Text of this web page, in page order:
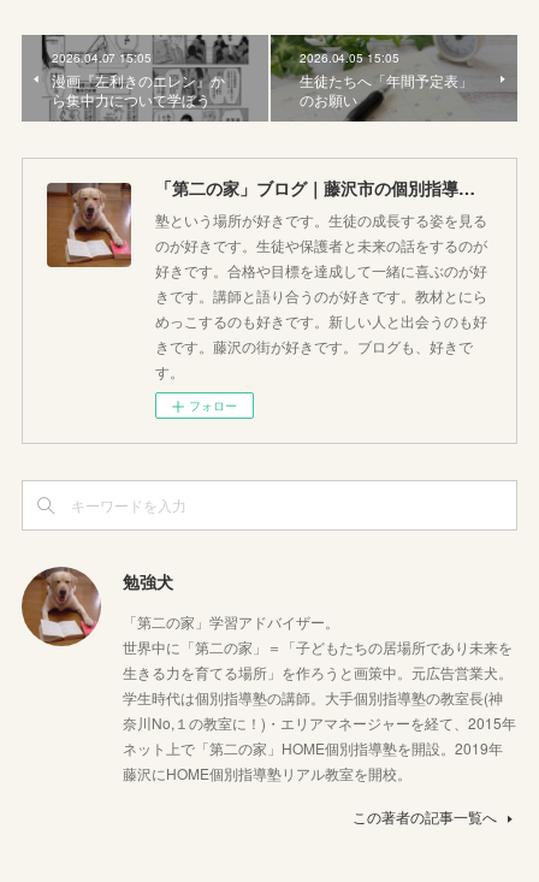
2026.04.07 15:05
漫画『左利きのエレン』か
ら集中力について学ぼう
2026.04.05 15:05
生徒たちへ「年間予定表」
のお願い
「第二の家」ブログ｜藤沢市の個別指導塾のお話
塾という場所が好きです。生徒の成長する姿を見る
のが好きです。生徒や保護者と未来の話をするのが
好きです。合格や目標を達成して一緒に喜ぶのが好
きです。講師と語り合うのが好きです。教材とにら
めっこするのも好きです。新しい人と出会うのも好
きです。藤沢の街が好きです。ブログも、好きで
す。
フォロー
勉強犬
「第二の家」学習アドバイザー。
世界中に「第二の家」＝「子どもたちの居場所であり未来を
生きる力を育てる場所」を作ろうと画策中。元広告営業犬。
学生時代は個別指導塾の講師。大手個別指導塾の教室長(神
奈川No,１の教室に！)・エリアマネージャーを経て、2015年
ネット上で「第二の家」HOME個別指導塾を開設。2019年
藤沢にHOME個別指導塾リアル教室を開校。
この著者の記事一覧へ